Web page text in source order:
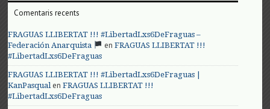
Comentaris recents
FRAGUAS LLIBERTAT !!! #LibertadLxs6DeFraguas –
Federación Anarquista
enFRAGUAS LLIBERTAT !!!
#LibertadLxs6DeFraguas
FRAGUAS LLIBERTAT !!! #LibertadLxs6DeFraguas |
KanPasqualenFRAGUAS LLIBERTAT !!!
#LibertadLxs6DeFraguas